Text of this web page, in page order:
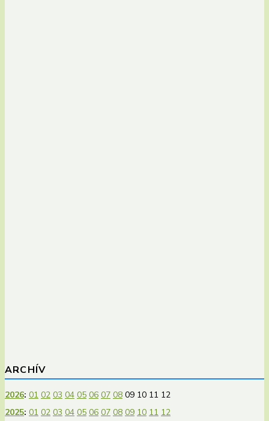
ARCHÍV
2026: 01 02 03 04 05 06 07 08 09 10 11 12
2025: 01 02 03 04 05 06 07 08 09 10 11 12